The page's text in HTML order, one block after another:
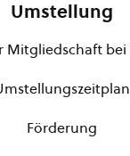
Umstellung
Mitgliedschaft bei
Förderung